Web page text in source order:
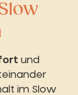
und
im Slow